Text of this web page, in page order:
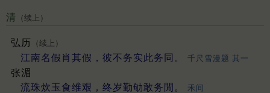
清 （续上）
弘历 （续上）
江南名假肖其假，彼不务实此务同。 千尺雪漫题 其一
张湄
流珠炊玉食维艰，终岁勤劬敢务閒。
禾间